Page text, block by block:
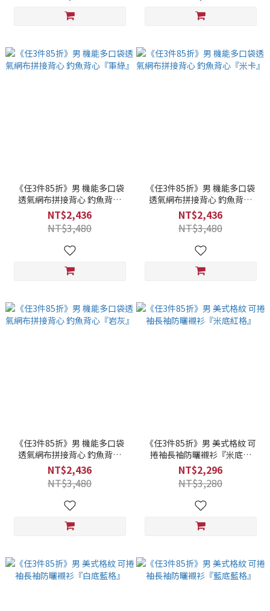
《任3件85折》男 機能多口袋
透氣網布拼接背心 釣魚背心
『軍綠』
NT$2,436
NT$3,480
《任3件85折》男 機能多口袋
透氣網布拼接背心 釣魚背心
『米卡』
NT$2,436
NT$3,480
《任3件85折》男 機能多口袋
透氣網布拼接背心 釣魚背心
『岩灰』
NT$2,436
NT$3,480
《任3件85折》男 美式格紋 可
捲袖長袖防曬襯衫『米底紅
格』
NT$2,296
NT$3,280